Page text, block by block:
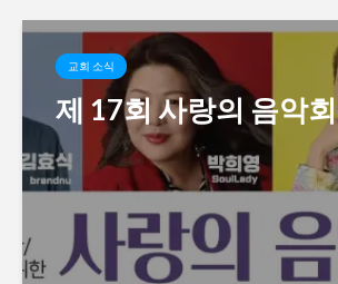
교회 소식
제 17회 사랑의 음악회